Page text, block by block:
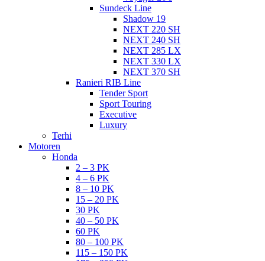
Sundeck Line
Shadow 19
NEXT 220 SH
NEXT 240 SH
NEXT 285 LX
NEXT 330 LX
NEXT 370 SH
Ranieri RIB Line
Tender Sport
Sport Touring
Executive
Luxury
Terhi
Motoren
Honda
2 – 3 PK
4 – 6 PK
8 – 10 PK
15 – 20 PK
30 PK
40 – 50 PK
60 PK
80 – 100 PK
115 – 150 PK